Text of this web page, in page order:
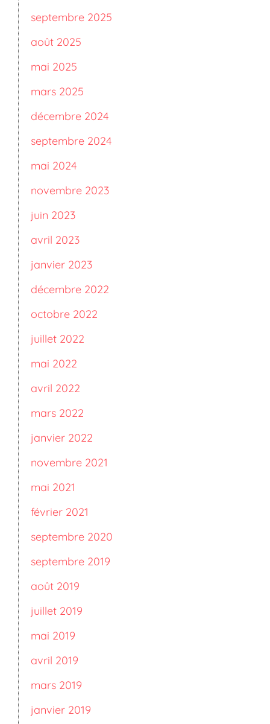
septembre 2025
août 2025
mai 2025
mars 2025
décembre 2024
septembre 2024
mai 2024
novembre 2023
juin 2023
avril 2023
janvier 2023
décembre 2022
octobre 2022
juillet 2022
mai 2022
avril 2022
mars 2022
janvier 2022
novembre 2021
mai 2021
février 2021
septembre 2020
septembre 2019
août 2019
juillet 2019
mai 2019
avril 2019
mars 2019
janvier 2019